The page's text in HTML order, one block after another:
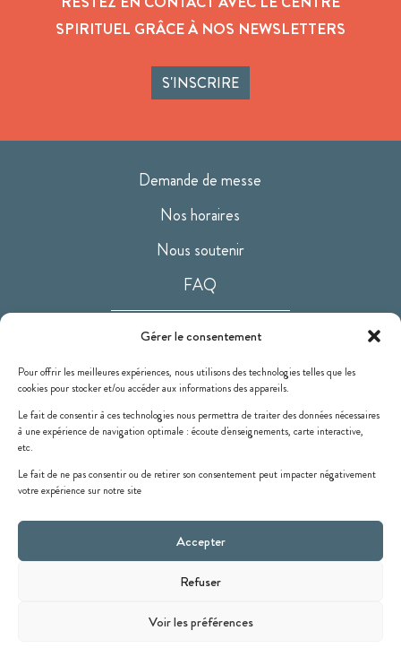
Gérer le consentement
Pour offrir les meilleures expériences, nous utilisons des technologies telles que les
cookies pour stocker et/ou accéder aux informations des appareils.
Le fait de consentir à ces technologies nous permettra de traiter des données nécessaires
à une expérience de navigation optimale : écoute d'enseignements, carte interactive,
etc.
Le fait de ne pas consentir ou de retirer son consentement peut impacter négativement
votre expérience sur notre site
Accepter
Refuser
Voir les préférences
SPIRITUEL GRÂCE À NOS NEWSLETTERS
S'INSCRIRE
Demande de messe
Nos horaires
Nous soutenir
FAQ
hotellerie@stjean-troussures.fr
3 rue du château – Troussures
60390 AUNEUIL
Site Province France
Site partenaires
Copyright © 2026. Saint-Jean Troussures.